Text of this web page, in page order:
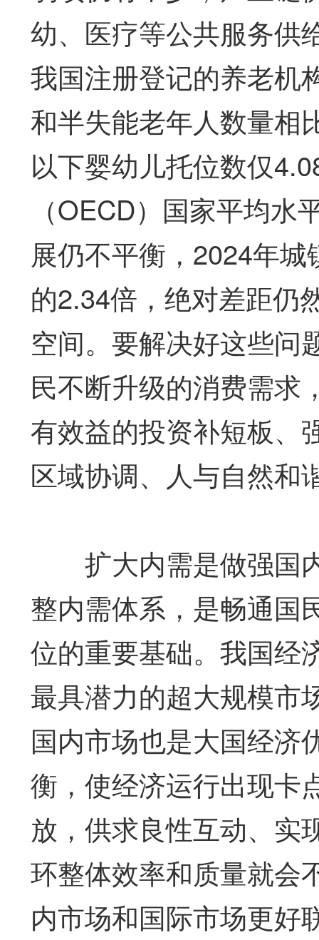
幼、医疗等公共服务供
我国注册登记的养老机
和半失能老年人数量相
以下婴幼儿托位数仅
（OECD）国家平均
展仍不平衡，2024年
的2.34倍，绝对差距仍
空间。要解决好这些问
民不断升级的消费需求
有效益的投资补短板、
区域协调、人与自然和
扩大内需是做强国
整内需体系，是畅通国
位的重要基础。我国经
最具潜力的超大规模市
国内市场也是大国经济
衡，使经济运行出现卡
放，供求良性互动、实
环整体效率和质量就会
内市场和国际市场更好